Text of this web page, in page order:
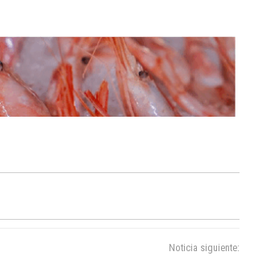
Noticia siguiente: